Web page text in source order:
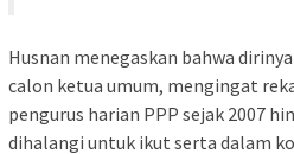
Husnan menegaskan bahwa
calon ketua umum, mengingat
pengurus harian PPP sejak 2007
dihalangi untuk ikut serta dalam